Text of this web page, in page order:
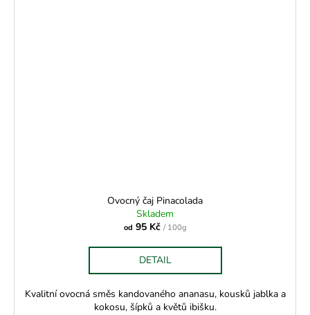
Ovocný čaj Pinacolada
Skladem
od 95 Kč / 100g
DETAIL
Kvalitní ovocná směs kandovaného ananasu, kousků jablka a
kokosu, šípků a květů ibišku.